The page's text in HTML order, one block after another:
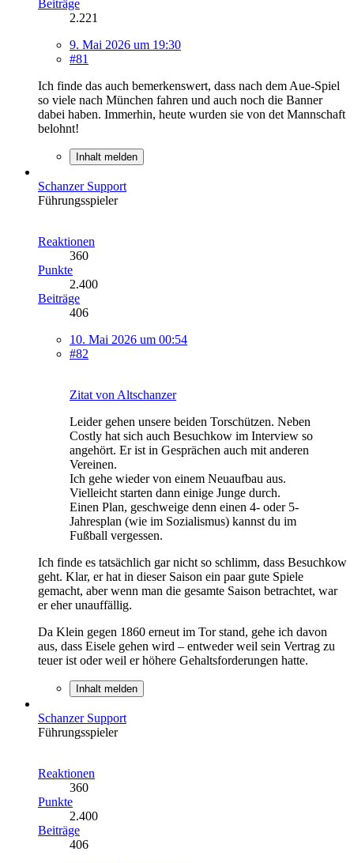
Beiträge
2.221
9. Mai 2026 um 19:30
#81
Ich finde das auch bemerkenswert, dass nach dem Aue-Spiel
so viele nach München fahren und auch noch die Banner
dabei haben. Immerhin, heute wurden sie von det Mannschaft
belohnt!
Inhalt melden
Schanzer Support
Führungsspieler
Reaktionen
360
Punkte
2.400
Beiträge
406
10. Mai 2026 um 00:54
#82
Zitat von Altschanzer
Leider gehen unsere beiden Torschützen. Neben
Costly hat sich auch Besuchkow im Interview so
angehört. Er ist in Gesprächen auch mit anderen
Vereinen.
Ich gehe wieder von einem Neuaufbau aus.
Vielleicht starten dann einige Junge durch.
Einen Plan, geschweige denn einen 4- oder 5-
Jahresplan (wie im Sozialismus) kannst du im
Fußball vergessen.
Ich finde es tatsächlich gar nicht so schlimm, dass Besuchkow
geht. Klar, er hat in dieser Saison ein paar gute Spiele
gemacht, aber wenn man die gesamte Saison betrachtet, war
er eher unauffällig.
Da Klein gegen 1860 erneut im Tor stand, gehe ich davon
aus, dass Eisele gehen wird – entweder weil sein Vertrag zu
teuer ist oder weil er höhere Gehaltsforderungen hatte.
Inhalt melden
Schanzer Support
Führungsspieler
Reaktionen
360
Punkte
2.400
Beiträge
406